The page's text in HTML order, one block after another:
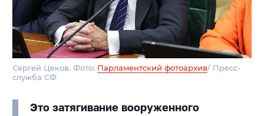
Сергей Цеков. Фото: Парламентский фотоархив/ Пресс-
служба СФ
Это затягивание вооруженного